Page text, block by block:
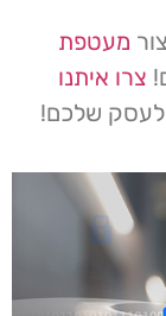
מעטפת
צרו איתנו
לעסק שלכם!